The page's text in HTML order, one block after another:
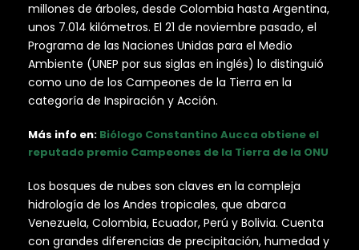
millones de árboles, desde Colombia hasta Argentina,
unos 7.014 kilómetros. El 21 de noviembre pasado, el
Programa de las Naciones Unidas para el Medio
Ambiente (UNEP por sus siglas en inglés) lo distinguió
como uno de los Campeones de la Tierra en la
categoría de Inspiración y Acción.
Más info en: Biólogo Constantino Aucca obtiene el
reputado premio Campeones de la Tierra de la ONU
Los bosques de nubes son claves en la compleja
hidrología de los Andes tropicales, que abarca
Venezuela, Colombia, Ecuador, Perú y Bolivia. Cuenta
con grandes diferencias de precipitación, humedad y